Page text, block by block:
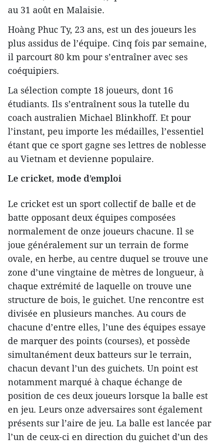
au 31 août en Malaisie.
Hoàng Phuc Ty, 23 ans, est un des joueurs les
plus assidus de l’équipe. Cinq fois par semaine,
il parcourt 80 km pour s’entraîner avec ses
coéquipiers.
La sélection compte 18 joueurs, dont 16
étudiants. Ils s’entraînent sous la tutelle du
coach australien Michael Blinkhoff. Et pour
l’instant, peu importe les médailles, l’essentiel
étant que ce sport gagne ses lettres de noblesse
au Vietnam et devienne populaire.
Le cricket, mode d’emploi
Le cricket est un sport collectif de balle et de
batte opposant deux équipes composées
normalement de onze joueurs chacune. Il se
joue généralement sur un terrain de forme
ovale, en herbe, au centre duquel se trouve une
zone d’une vingtaine de mètres de longueur, à
chaque extrémité de laquelle on trouve une
structure de bois, le guichet. Une rencontre est
divisée en plusieurs manches. Au cours de
chacune d’entre elles, l’une des équipes essaye
de marquer des points (courses), et possède
simultanément deux batteurs sur le terrain,
chacun devant l’un des guichets. Un point est
notamment marqué à chaque échange de
position de ces deux joueurs lorsque la balle est
en jeu. Leurs onze adversaires sont également
présents sur l’aire de jeu. La balle est lancée par
l’un de ceux-ci en direction du guichet d’un des